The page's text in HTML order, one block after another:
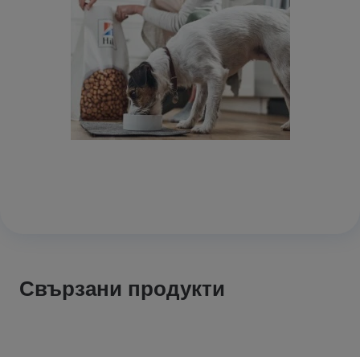
Свързани продукти